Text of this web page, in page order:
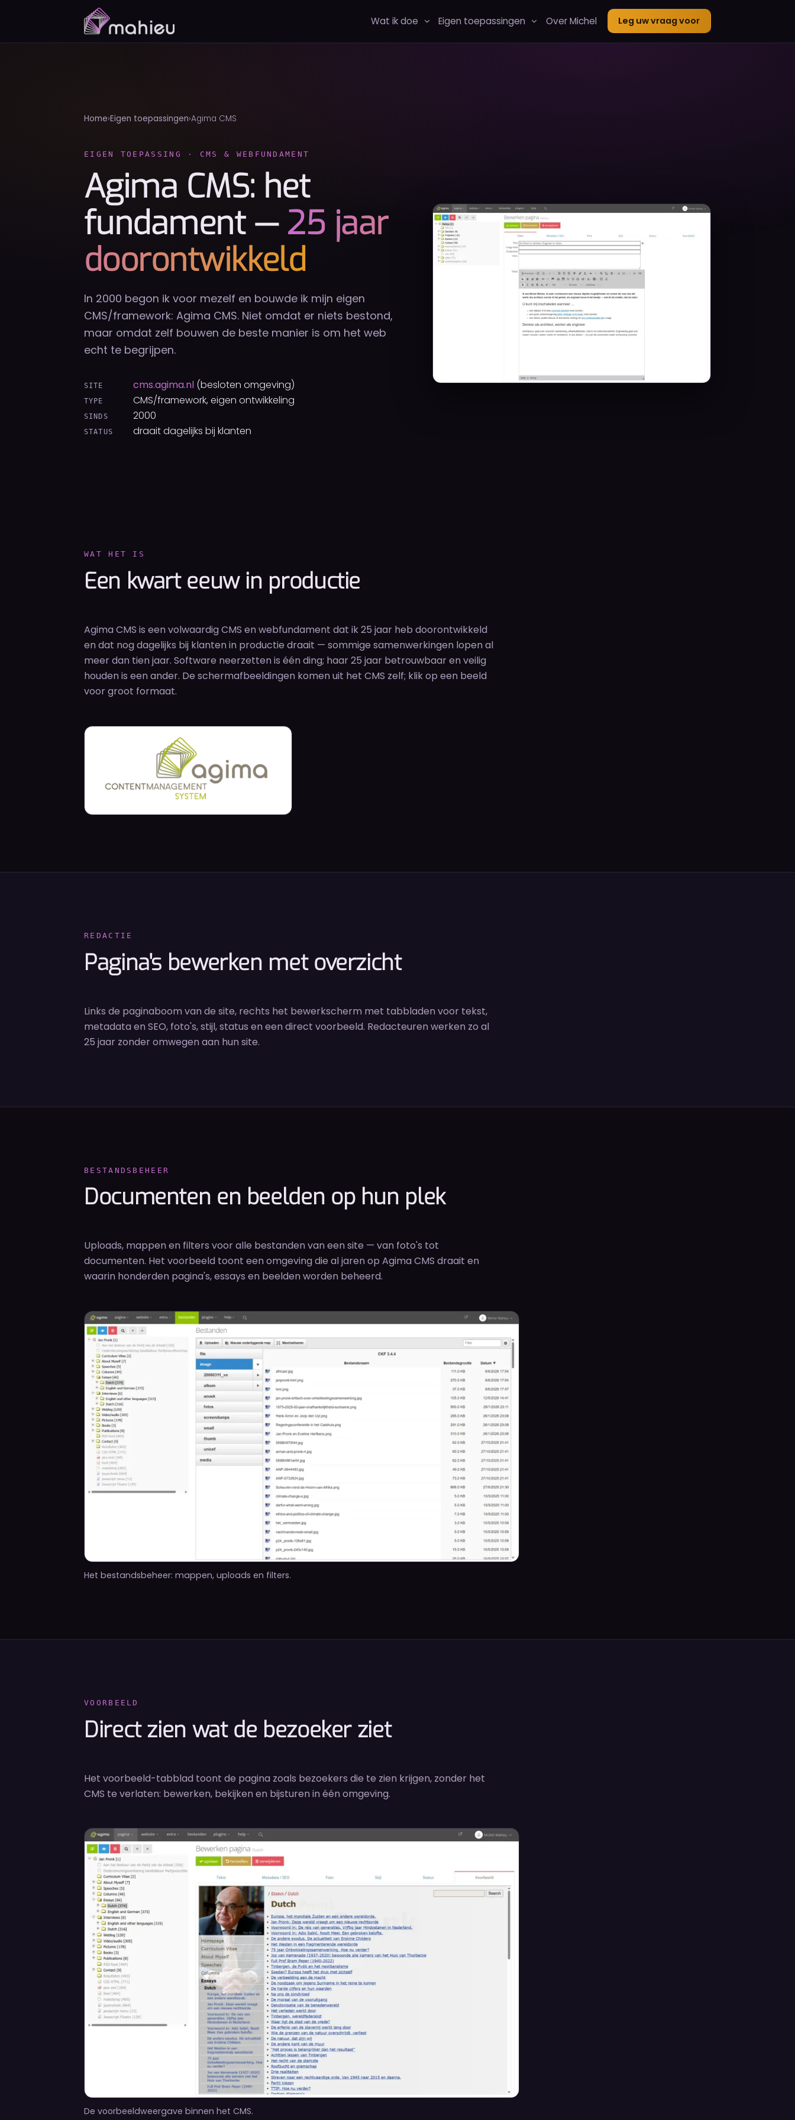
Wat ik doe Eigen toepassingen Over Michel Leg uw vraag voor
Home Eigen toepassingen Agima CMS
EIGEN TOEPASSING · CMS & WEBFUNDAMENT
Agima CMS: het
fundament — 25 jaar
doorontwikkeld
In 2000 begon ik voor mezelf en bouwde ik mijn eigen
CMS/framework: Agima CMS. Niet omdat er niets bestond,
maar omdat zelf bouwen de beste manier is om het web
echt te begrijpen.
SITE cms.agima.nl (besloten omgeving)
TYPE CMS/framework, eigen ontwikkeling
SINDS 2000
STATUS draait dagelijks bij klanten
WAT HET IS
Een kwart eeuw in productie
Agima CMS is een volwaardig CMS en webfundament dat ik 25 jaar heb doorontwikkeld
en dat nog dagelijks bij klanten in productie draait — sommige samenwerkingen lopen al
meer dan tien jaar. Software neerzetten is één ding; haar 25 jaar betrouwbaar en veilig
houden is een ander. De schermafbeeldingen komen uit het CMS zelf; klik op een beeld
voor groot formaat.
REDACTIE
Pagina's bewerken met overzicht
Links de paginaboom van de site, rechts het bewerkscherm met tabbladen voor tekst,
metadata en SEO, foto's, stijl, status en een direct voorbeeld. Redacteuren werken zo al
25 jaar zonder omwegen aan hun site.
BESTANDSBEHEER
Documenten en beelden op hun plek
Uploads, mappen en filters voor alle bestanden van een site — van foto's tot
documenten. Het voorbeeld toont een omgeving die al jaren op Agima CMS draait en
waarin honderden pagina's, essays en beelden worden beheerd.
Het bestandsbeheer: mappen, uploads en filters.
VOORBEELD
Direct zien wat de bezoeker ziet
Het voorbeeld-tabblad toont de pagina zoals bezoekers die te zien krijgen, zonder het
CMS te verlaten: bewerken, bekijken en bijsturen in één omgeving.
De voorbeeldweergave binnen het CMS.